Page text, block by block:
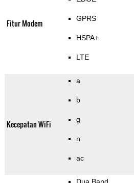
Fitur Modem GPRS
HSPA+
LTE
Kecepatan WiFi
a
b
g
n
ac